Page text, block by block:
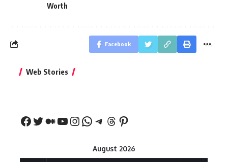
Worth
Facebook
Web Stories
नीतीश कुमार का पहला
August 2026